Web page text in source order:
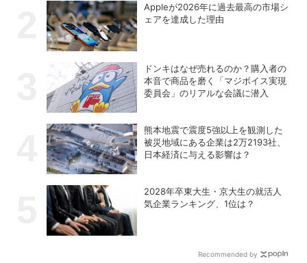
Appleが2026年に過去最⾼の市場シ
ェアを達成した理由
ドンキはなぜ売れるのか？購入者の
本音で商品を磨く「マジボイス実現
委員会」のリアルな会議に潜入
熊本地震で震度5強以上を観測した
被災地域にある企業は2万2193社、
日本経済に与える影響は？
2028年卒東大生・京大生の就活人
気企業ランキング、1位は？
Recommended by